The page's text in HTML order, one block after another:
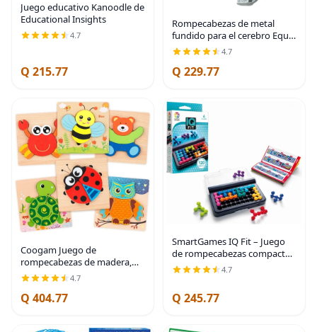
Juego educativo Kanoodle de
Educational Insights
4.7
Q 215.77
Rompecabezas de metal
fundido para el cerebro Equa
Hanayama (nivel 6)
4.7
Q 229.77
Coogam Juego de
rompecabezas de madera,
paquete de 6 juguetes
Montessori de color con
forma de animal, habilidades
4.7
Q 404.77
SmartGames IQ Fit – Juego
de rompecabezas compacto
de viaje con 120 desafíos 3D,
juego lógico para ejercitar la
juguete
4.7
Q 245.77